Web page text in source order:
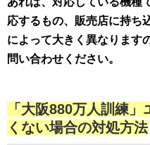
応するもの、販売店に持ち
によって大きく異なります
問い合わせください。
「大阪880万人訓練
くない場合の対処方法